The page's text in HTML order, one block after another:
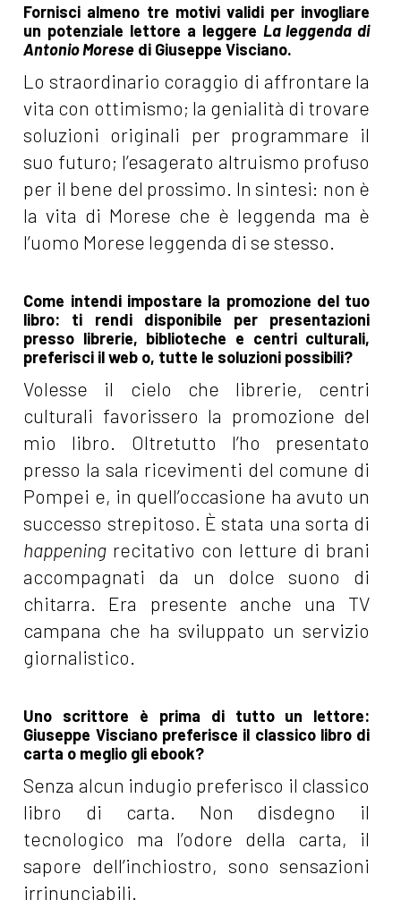
Fornisci almeno tre motivi validi per invogliare
un potenziale lettore a leggere La leggenda di
Antonio Morese di Giuseppe Visciano.
Lo straordinario coraggio di affrontare la
vita con ottimismo; la genialità di trovare
soluzioni originali per programmare il
suo futuro; l’esagerato altruismo profuso
per il bene del prossimo. In sintesi: non è
la vita di Morese che è leggenda ma è
l’uomo Morese leggenda di se stesso.
Come intendi impostare la promozione del tuo
libro: ti rendi disponibile per presentazioni
presso librerie, biblioteche e centri culturali,
preferisci il web o, tutte le soluzioni possibili?
Volesse il cielo che librerie, centri
culturali favorissero la promozione del
mio libro. Oltretutto l’ho presentato
presso la sala ricevimenti del comune di
Pompei e, in quell’occasione ha avuto un
successo strepitoso. È stata una sorta di
happening recitativo con letture di brani
accompagnati da un dolce suono di
chitarra. Era presente anche una TV
campana che ha sviluppato un servizio
giornalistico.
Uno scrittore è prima di tutto un lettore:
Giuseppe Visciano preferisce il classico libro di
carta o meglio gli ebook?
Senza alcun indugio preferisco il classico
libro di carta. Non disdegno il
tecnologico ma l’odore della carta, il
sapore dell’inchiostro, sono sensazioni
irrinunciabili.